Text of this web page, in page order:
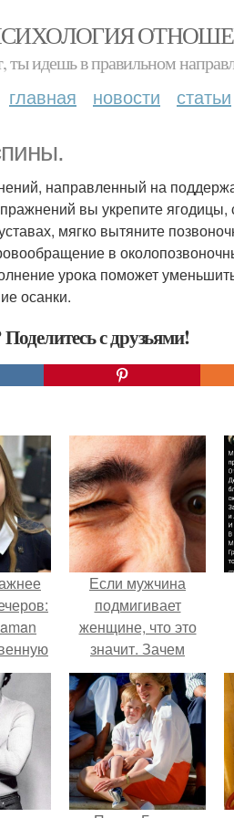
ты идешь в правильном
главная новости статьи
направленный на
вы укрепите
мягко вытяните
в
урока поможет
осанки.
с друзьями!
на
Если мужчина
подмигивает
женщине, что это
значит. Зачем
мужчина мне
подмигнул?